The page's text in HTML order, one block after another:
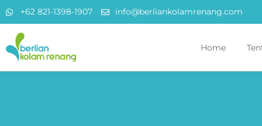
+62 821-1398-1907 info@berliankolamrenang.com
Home